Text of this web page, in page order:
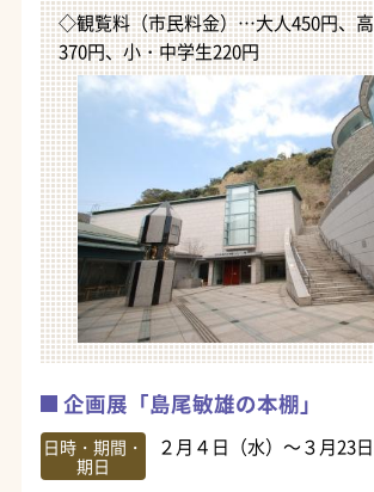
◇観覧料（市民料金）…大人450円、
370円、小・中学生220円
企画展「島尾敏雄の本棚」
日時・期間・
期日
２月４日（水）～３月23日